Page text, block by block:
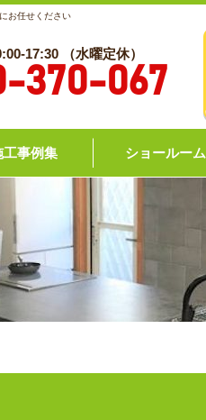
お任せください
17:30 （水曜定休）
370-067
工事例集 ショールーム